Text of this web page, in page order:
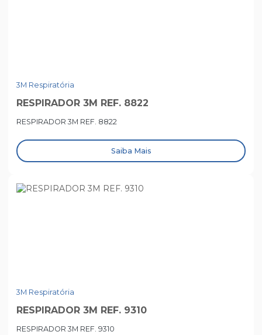
3M Respiratória
RESPIRADOR 3M REF. 8822
RESPIRADOR 3M REF. 8822
Saiba Mais
3M Respiratória
RESPIRADOR 3M REF. 9310
RESPIRADOR 3M REF. 9310